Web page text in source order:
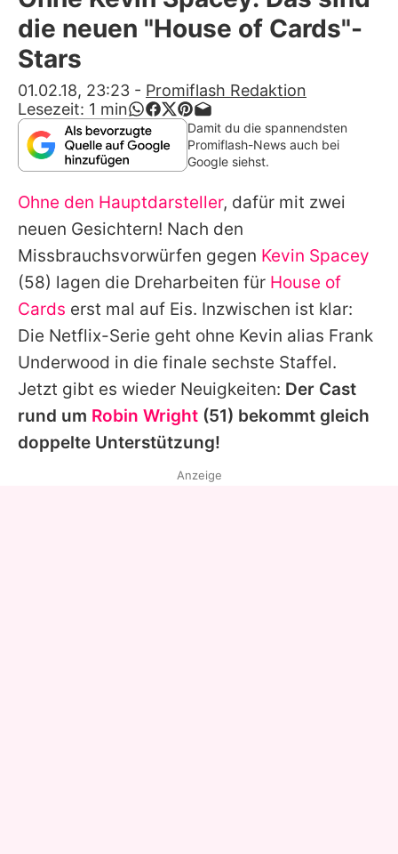
Alle Themen auf Promiflash
App runterladen
Team
Redaktionelle Richtlinien
Impressum
Datenschutzerklärung
Nutzungsbedingungen
Utiq verwalten
die neuen "House of Cards"-
Stars
01.02.18, 23:23 - Promiflash Redaktion
Lesezeit: 1 min
Damit du die spannendsten
Promiflash-News auch bei
Google siehst.
Ohne den Hauptdarsteller, dafür mit zwei
neuen Gesichtern! Nach den
Missbrauchsvorwürfen gegen Kevin Spacey
(58) lagen die Dreharbeiten für House of
Cards erst mal auf Eis. Inzwischen ist klar:
Die Netflix-Serie geht ohne Kevin alias Frank
Underwood in die finale sechste Staffel.
Jetzt gibt es wieder Neuigkeiten: Der Cast
rund um Robin Wright (51) bekommt gleich
doppelte Unterstützung!
Anzeige